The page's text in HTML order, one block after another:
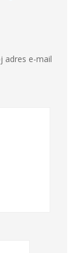
adres e-mail